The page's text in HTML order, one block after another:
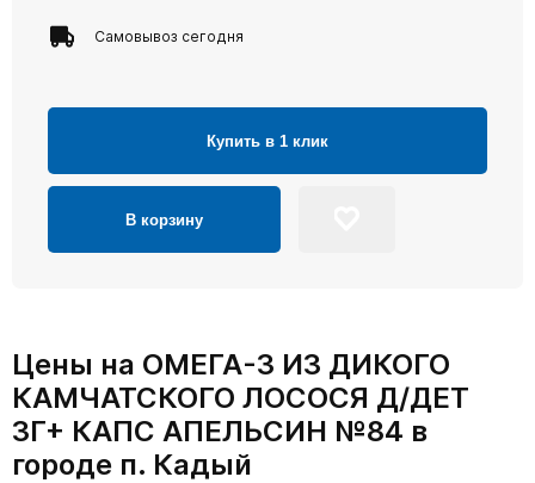
Самовывоз сегодня
Купить в 1 клик
В корзину
Цены на ОМЕГА-3 ИЗ ДИКОГО
КАМЧАТСКОГО ЛОСОСЯ Д/ДЕТ
3Г+ КАПС АПЕЛЬСИН №84 в
городе п. Кадый